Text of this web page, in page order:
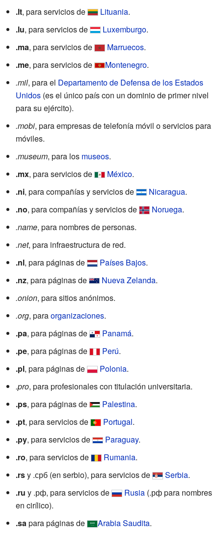
.lt, para servicios de Lituania.
.lu, para servicios de Luxemburgo.
.ma, para servicios de Marruecos.
.me, para servicios de Montenegro.
.mil, para el Departamento de Defensa de los Estados
Unidos (es el único país con un dominio de primer nivel
para su ejército).
.mobi, para empresas de telefonía móvil o servicios para
móviles.
.museum, para los museos.
.mx, para servicios de México.
.ni, para compañías y servicios de Nicaragua.
.no, para compañías y servicios de Noruega.
.name, para nombres de personas.
.net, para infraestructura de red.
.nl, para páginas de Países Bajos.
.nz, para páginas de Nueva Zelanda.
.onion, para sitios anónimos.
.org, paraorganizaciones.
.pa, para páginas de Panamá.
.pe, para páginas de Perú.
.pl, para páginas de Polonia.
.pro, para profesionales con titulación universitaria.
.ps, para páginas de Palestina.
.pt, para servicios de Portugal.
.py, para servicios de Paraguay.
.ro, para servicios de Rumania.
.rsy .срб (en serbio), para servicios de Serbia.
.ru y .рф, para servicios de Rusia (.рф para nombres
en cirílico).
.sa para páginas de Arabia Saudita.